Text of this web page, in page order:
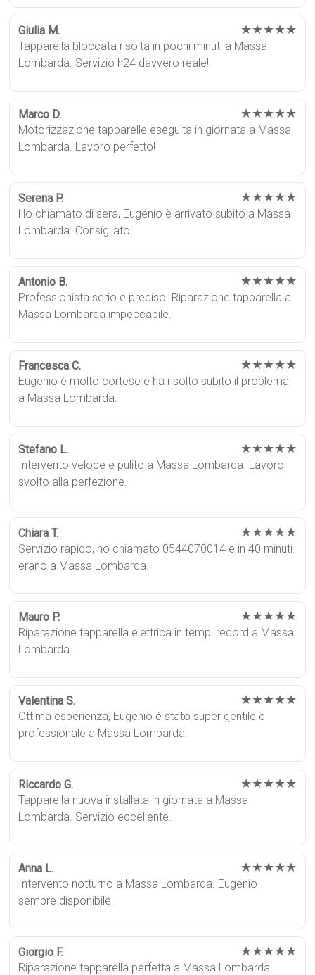
Giulia M. ★★★★★
Tapparella bloccata risolta in pochi minuti a Massa
Lombarda. Servizio h24 davvero reale!
Marco D. ★★★★★
Motorizzazione tapparelle eseguita in giornata a Massa
Lombarda. Lavoro perfetto!
Serena P. ★★★★★
Ho chiamato di sera, Eugenio è arrivato subito a Massa
Lombarda. Consigliato!
Antonio B. ★★★★★
Professionista serio e preciso. Riparazione tapparella a
Massa Lombarda impeccabile.
Francesca C. ★★★★★
Eugenio è molto cortese e ha risolto subito il problema
a Massa Lombarda.
Stefano L. ★★★★★
Intervento veloce e pulito a Massa Lombarda. Lavoro
svolto alla perfezione.
Chiara T. ★★★★★
Servizio rapido, ho chiamato 0544070014 e in 40 minuti
erano a Massa Lombarda.
Mauro P. ★★★★★
Riparazione tapparella elettrica in tempi record a Massa
Lombarda.
Valentina S. ★★★★★
Ottima esperienza, Eugenio è stato super gentile e
professionale a Massa Lombarda.
Riccardo G. ★★★★★
Tapparella nuova installata in giornata a Massa
Lombarda. Servizio eccellente.
Anna L. ★★★★★
Intervento notturno a Massa Lombarda. Eugenio
sempre disponibile!
Giorgio F. ★★★★★
Riparazione tapparella perfetta a Massa Lombarda.